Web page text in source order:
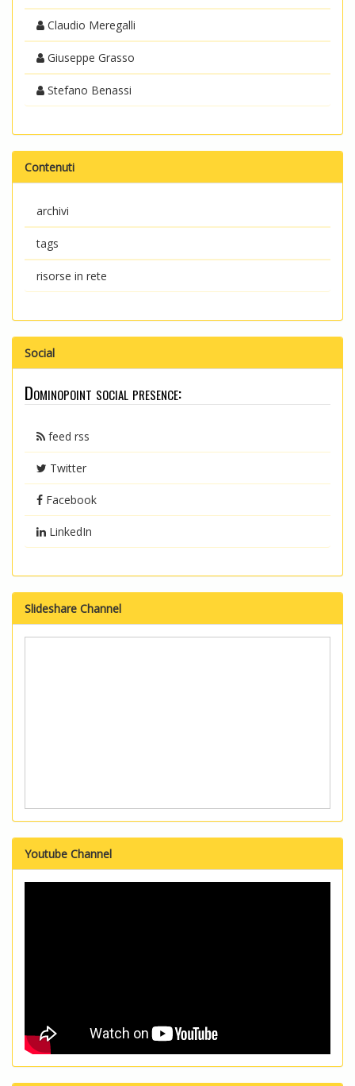
Claudio Meregalli
Giuseppe Grasso
Stefano Benassi
Contenuti
archivi
tags
risorse in rete
Social
Dominopoint social presence:
feed rss
Twitter
Facebook
LinkedIn
Slideshare Channel
Youtube Channel